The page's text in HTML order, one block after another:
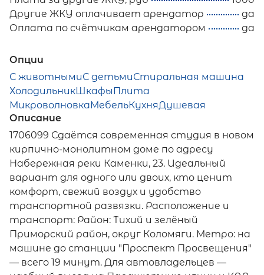
Другие ЖКУ оплачивает арендатор
да
Оплата по счётчикам арендатором
да
Опции
С животнымиС детьмиСтиральная машина
ХолодильникШкафыПлита
МикроволновкаМебельКухняДушевая
Описание
1706099 Сдаётся современная студия в новом
кирпично-монолитном доме по адресу
Набережная реки Каменки, 23. Идеальный
вариант для одного или двоих, кто ценит
комфорт, свежий воздух и удобство
транспортной развязки. Расположение и
транспорт: Район: Тихий и зелёный
Приморский район, округ Коломяги. Метро: на
машине до станции "Проспект Просвещения"
— всего 19 минут. Для автовладельцев —